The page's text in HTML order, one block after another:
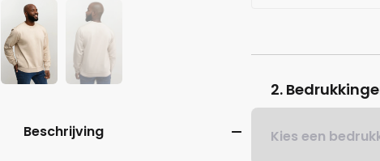
Beschrijving
2.
Kies een